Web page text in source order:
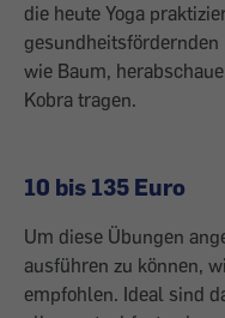
die heute Yoga
wie Baum,
Kobra tragen.
10 bis 135 Euro
Um diese Übungen
ausführen zu können,
empfohlen. Ideal sind